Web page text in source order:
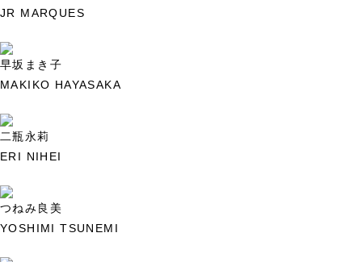
JR MARQUES
早坂まき子
MAKIKO HAYASAKA
二瓶永莉
ERI NIHEI
つねみ良美
YOSHIMI TSUNEMI